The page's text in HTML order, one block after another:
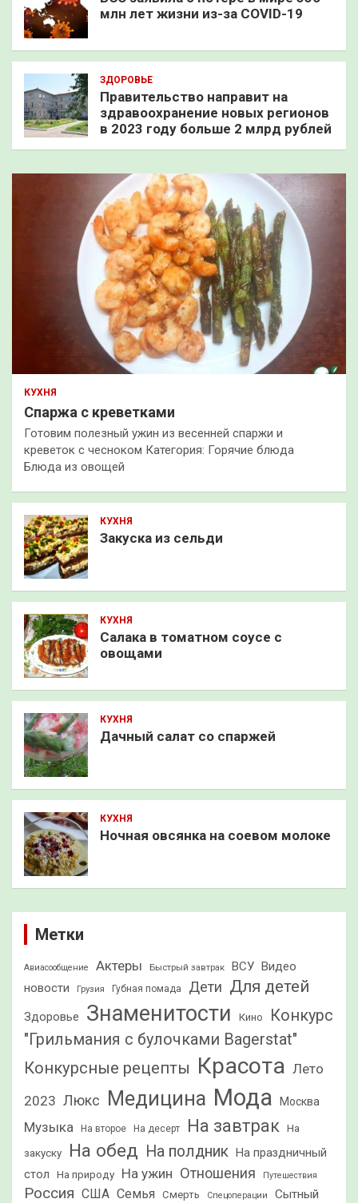
млн лет жизни из-за COVID-19
ЗДОРОВЬЕ
Правительство направит на
здравоохранение новых регионов
в 2023 году больше 2 млрд рублей
КУХНЯ
Спаржа с креветками
Готовим полезный ужин из весенней спаржи и
креветок с чесноком Категория: Горячие блюда
Блюда из овощей
КУХНЯ
Закуска из сельди
КУХНЯ
Салака в томатном соусе с
овощами
КУХНЯ
Дачный салат со спаржей
КУХНЯ
Ночная овсянка на соевом молоке
Метки
Авиасообщение Актеры Быстрый завтрак ВСУ Видео
новости
Грузия Губная помада Дети Для детей
Здоровье Знаменитости Кино
Конкурс
"Грильмания с булочками Bagerstat"
Конкурсные рецепты Красота Лето
2023 Люкс Медицина Мода Москва
Музыка На второе На десерт На завтрак На
закуску На обед На полдник На праздничный
стол
На природу На ужин Отношения Путешествия
Россия США Семья Смерть Спецоперации
Сытный